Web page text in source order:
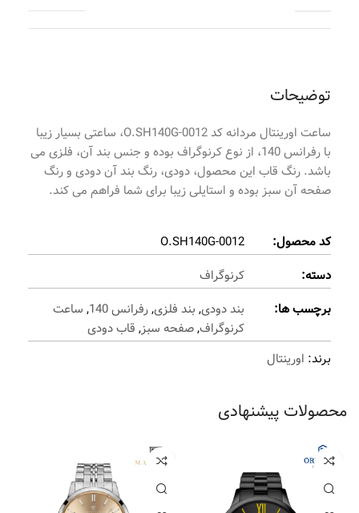
توضیحات
ساعت اورینتال مردانه کد O.SH140G-0012، ساعتی بسیار زیبا
با رفرانس 140، از نوع کرنوگراف بوده و جنس بند آن، فلزی می
باشد. رنگ قاب این محصول، دودی، رنگ بند آن دودی و رنگ
صفحه آن سبز بوده و استایلی زیبا برای شما فراهم می کند.
کد محصول:
O.SH140G-0012
دسته:
کرنوگراف
برچسب ها:
بند دودی, بند فلزی,رفرانس 140 , ساعت
کرنوگراف,صفحه سبز, قاب دودی
برند: اورینتال
محصولات پیشنهادی